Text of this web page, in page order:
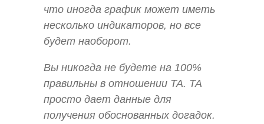
что иногда график может иметь
несколько индикаторов, но все
будет наоборот.
Вы никогда не будете на 100%
правильны в отношении TA. TA
просто дает данные для
получения обоснованных догадок.